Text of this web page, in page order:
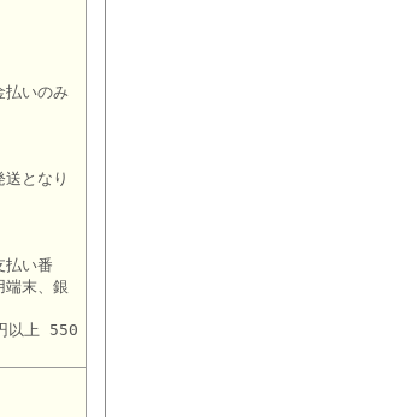
払いのみ
となり
払い番
端末、銀
以上 550